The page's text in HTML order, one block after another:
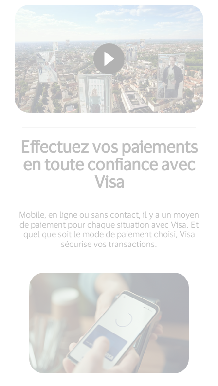
Effectuez vos paiements
en toute confiance avec
Visa
Mobile, en ligne ou sans contact, il y a un moyen
de paiement pour chaque situation avec Visa. Et
quel que soit le mode de paiement choisi, Visa
sécurise vos transactions.